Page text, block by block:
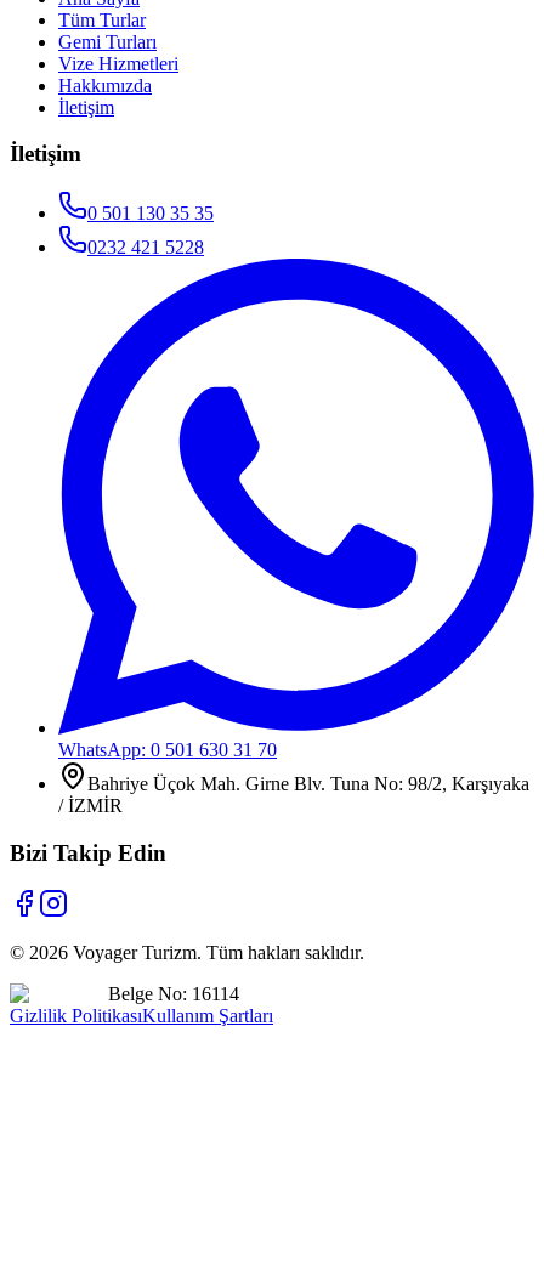
Tüm Turlar
Gemi Turları
Vize Hizmetleri
Hakkımızda
İletişim
İletişim
0 501 130 35 35
0232 421 5228
WhatsApp: 0 501 630 31 70
Bahriye Üçok Mah. Girne Blv. Tuna No: 98/2, Karşıyaka
/ İZMİR
Bizi Takip Edin
© 2026 Voyager Turizm. Tüm hakları saklıdır.
Belge No: 16114
Gizlilik PolitikasıKullanım Şartları